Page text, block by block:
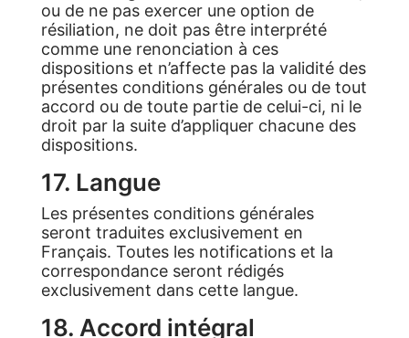
ou de ne pas exercer une option de
résiliation, ne doit pas être interprété
comme une renonciation à ces
dispositions et n’affecte pas la validité des
présentes conditions générales ou de tout
accord ou de toute partie de celui-ci, ni le
droit par la suite d’appliquer chacune des
dispositions.
17. Langue
Les présentes conditions générales
seront traduites exclusivement en
Français. Toutes les notifications et la
correspondance seront rédigés
exclusivement dans cette langue.
18. Accord intégral